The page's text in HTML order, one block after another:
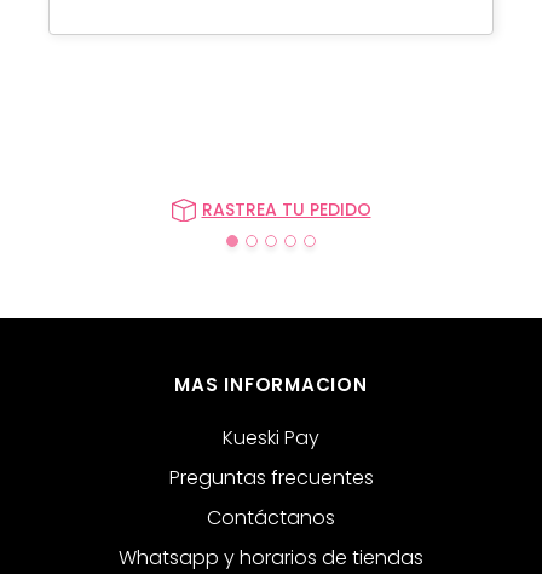
RASTREA TU PEDIDO
MAS INFORMACION
Kueski Pay
Preguntas frecuentes
Contáctanos
Whatsapp y horarios de tiendas